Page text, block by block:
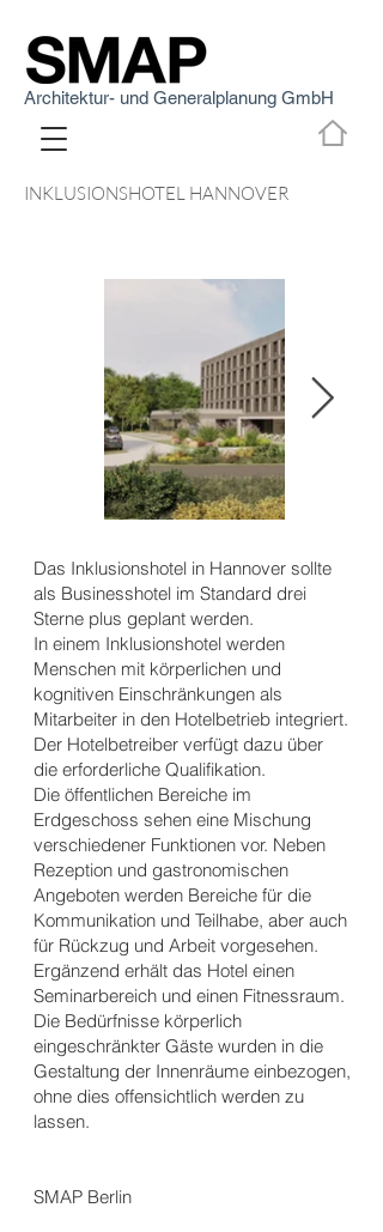
Architektur- und Generalplanung GmbH
INKLUSIONSHOTEL HANNOVER
Das Inklusionshotel in Hannover sollte
als Businesshotel im Standard drei
Sterne plus geplant werden.
In einem Inklusionshotel werden
Menschen mit körperlichen und
kognitiven Einschränkungen als
Mitarbeiter in den Hotelbetrieb integriert.
Der Hotelbetreiber verfügt dazu über
die erforderliche Qualifikation.
Die öffentlichen Bereiche im
Erdgeschoss sehen eine Mischung
verschiedener Funktionen vor. Neben
Rezeption und gastronomischen
Angeboten werden Bereiche für die
Kommunikation und Teilhabe, aber auch
für Rückzug und Arbeit vorgesehen.
Ergänzend erhält das Hotel einen
Seminarbereich und einen Fitnessraum.
Die Bedürfnisse körperlich
eingeschränkter Gäste wurden in die
Gestaltung der Innenräume einbezogen,
ohne dies offensichtlich werden zu
lassen.
SMAP Berlin